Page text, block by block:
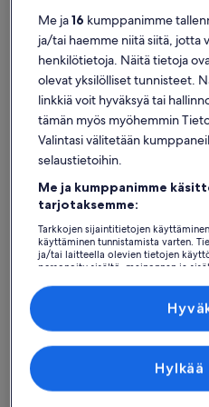
Mariefred
Loma-asunnot lähellä kohdetta
Löydä täydellinen yksityinen
museorautatieasema lähistöltä.
ystävillesi, perheenjäsenille tai
joita ovat vaikkapa pysäköinti ja
etsitkin, löydät takuuvarmasti
tarpeet. Valikoimissamme on
majapaikkoja.
Löydä tyyliisi sopivia
Hae taloja Hae
Me ja16 kumppanimme
ja/tai haemme niitä siitä, jotta
henkilötietoja. Näitä tietoja
olevat yksilölliset tunnisteet.
linkkiä voit hyväksyä tai
tämän myös myöhemmin
Valintasi välitetään
selaustietoihin.
Me ja kumppanimme
tarjotaksemme:
Tarkkojen sijaintitietojen
käyttäminen tunnistamista varten.
ja/tai laitteella olevien tietojen
personoitu sisältö, mainonnan ja
Hylkää